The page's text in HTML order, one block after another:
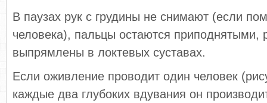
В паузах рук с грудины не снимают (если
человека), пальцы остаются приподнятыми,
выпрямлены в локтевых суставах.
Если оживление проводит один человек
каждые два глубоких вдувания он